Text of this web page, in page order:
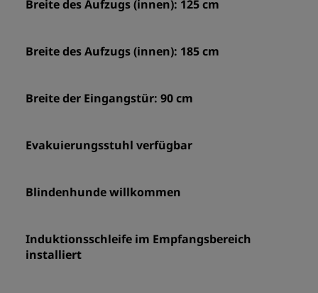
Breite des Aufzugs (innen): 125 cm
Breite des Aufzugs (innen): 185 cm
Breite der Eingangstür: 90 cm
Evakuierungsstuhl verfügbar
Blindenhunde willkommen
Induktionsschleife im Empfangsbereich
installiert